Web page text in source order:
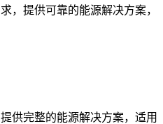
，提供可靠的能源解决方案，
供完整的能源解决方案，适用